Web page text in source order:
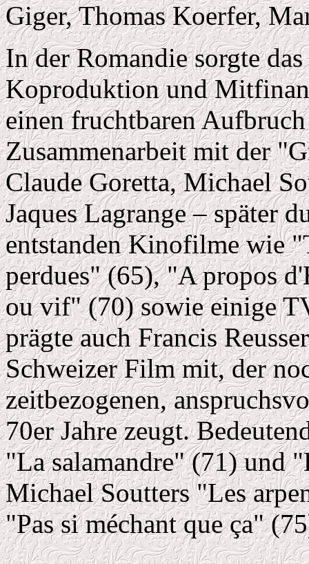
Giger, Thomas Koerfer,
In der Romandie sorgte
Koproduktion und
einen fruchtbaren
Zusammenarbeit mit der
Claude Goretta, Michael
Jaques Lagrange – später
entstanden Kinofilme wie
perdues" (65), "A propos
ou vif" (70) sowie einige
prägte auch Francis
Schweizer Film mit, der
zeitbezogenen,
70er Jahre zeugt.
"La salamandre" (71) und
Michael Soutters "Les
"Pas si méchant que ça"